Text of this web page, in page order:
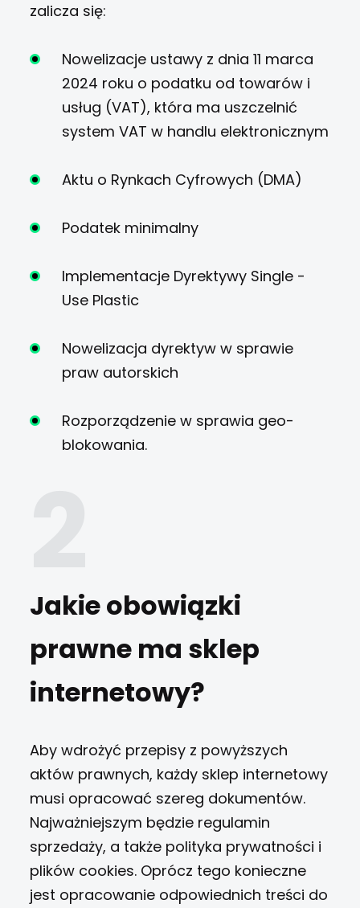
zalicza się:
Nowelizacje ustawy z dnia 11 marca
2024 roku o podatku od towarów i
usług (VAT), która ma uszczelnić
system VAT w handlu elektronicznym
Aktu o Rynkach Cyfrowych (DMA)
Podatek minimalny
Implementacje Dyrektywy Single -
Use Plastic
Nowelizacja dyrektyw w sprawie
praw autorskich
Rozporządzenie w sprawia geo-
blokowania.
Jakie obowiązki
prawne ma sklep
internetowy?
Aby wdrożyć przepisy z powyższych
aktów prawnych, każdy sklep internetowy
musi opracować szereg dokumentów.
Najważniejszym będzie regulamin
sprzedaży, a także polityka prywatności i
plików cookies. Oprócz tego konieczne
jest opracowanie odpowiednich treści do